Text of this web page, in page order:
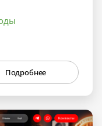
Подробнее